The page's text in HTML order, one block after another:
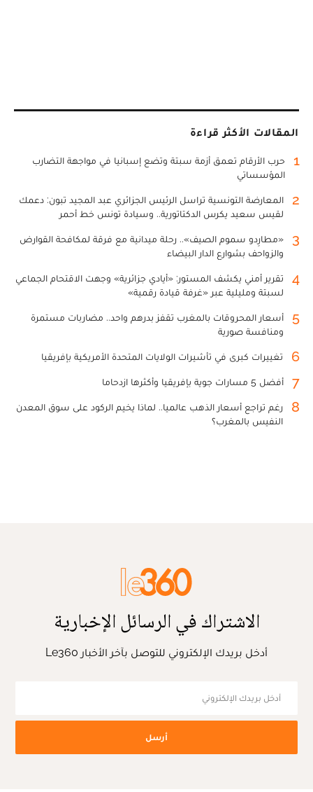
المقالات الأكثر قراءة
1
حرب الأرقام تعمق أزمة سبتة وتضع إسبانيا في مواجهة التضارب
المؤسساتي
2
المعارضة التونسية تراسل الرئيس الجزائري عبد المجيد تبون: دعمك
لقيس سعيد يكرس الدكتاتورية.. وسيادة تونس خط أحمر
3
«مطارِدو سموم الصيف».. رحلة ميدانية مع فرقة لمكافحة القوارض
والزواحف بشوارع الدار البيضاء
4
تقرير أمني يكشف المستور: «أيادي جزائرية» وجهت الاقتحام الجماعي
لسبتة ومليلية عبر «غرفة قيادة رقمية»
5
أسعار المحروقات بالمغرب تقفز بدرهم واحد.. مضاربات مستمرة
ومنافسة صورية
6 تغييرات كبرى في تأشيرات الولايات المتحدة الأمريكية بإفريقيا
7 أفضل 5 مسارات جوية بإفريقيا وأكثرها ازدحاما
8
رغم تراجع أسعار الذهب عالميا.. لماذا يخيم الركود على سوق المعدن
النفيس بالمغرب؟
الاشتراك في الرسائل الإخبارية
أدخل بريدك الإلكتروني للتوصل بآخر الأخبار Le360
أرسل